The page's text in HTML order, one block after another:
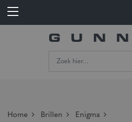
Home Brillen
Enigma